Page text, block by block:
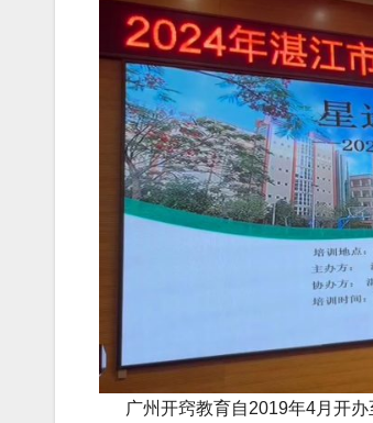
广州开窍教育自2019年4月开办